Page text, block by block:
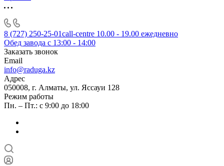
8 (727) 250-25-01call-centre 10.00 - 19.00 ежедневно
Обед завода с 13:00 - 14:00
Заказать звонок
Email
info@raduga.kz
Адрес
050008, г. Алматы, ул. Яссауи 128
Режим работы
Пн. – Пт.: с 9:00 до 18:00